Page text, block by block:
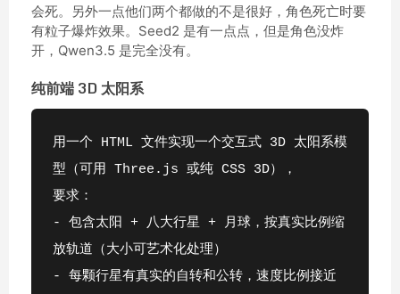
会死。另外一点他们两个都做的不是很好，角色死亡时要
有粒子爆炸效果。Seed2 是有一点点，但是角色没炸
开，Qwen3.5 是完全没有。
纯前端 3D 太阳系
用一个 HTML 文件实现一个交互式 3D 太阳系模
型（可用 Three.js 或纯 CSS 3D），
要求：
- 包含太阳 + 八大行星 + 月球，按真实比例缩
放轨道（大小可艺术化处理）
- 每颗行星有真实的自转和公转，速度比例接近